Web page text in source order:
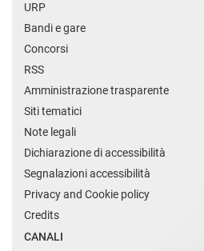
URP
Bandi e gare
Concorsi
RSS
Amministrazione trasparente
Siti tematici
Note legali
Dichiarazione di accessibilità
Segnalazioni accessibilità
Privacy and Cookie policy
Credits
CANALI